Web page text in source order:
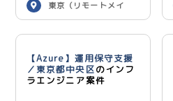
東京（リモートメイ
ン）
【Azure】運用保守支援
／東京都中央区のインフ
ラエンジニア案件